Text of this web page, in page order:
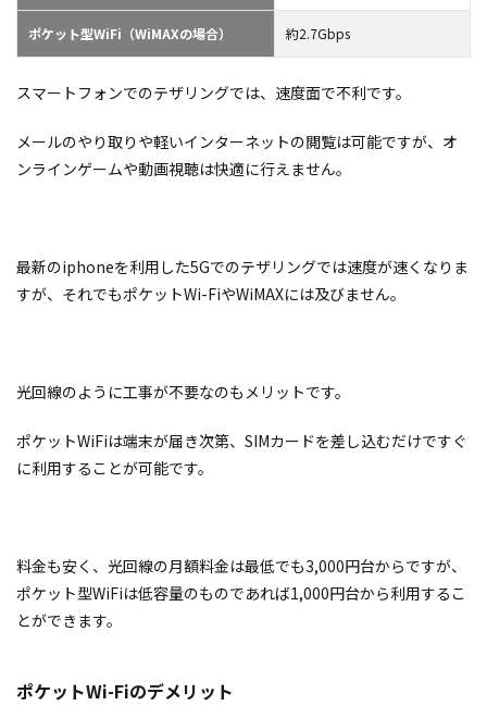
ポケット型WiFi（WiMAXの場合） 約2.7Gbps
スマートフォンでのテザリングでは、速度面で不利です。
メールのやり取りや軽いインターネットの閲覧は可能ですが、 オ
ンラインゲームや動画視聴は快適に行えません。
最新のiphoneを利用した5Gでのテザリングでは速度が速くなりま
すが、それでもポケットWi-FiやWiMAXには及びません。
光回線のように工事が不要なのもメリットです。
ポケットWiFiは端末が届き次第、SIMカードを差し込むだけですぐ
に利用することが可能です。
料金も安く、光回線の月額料金は最低でも3,000円台からですが、
ポケット型WiFiは低容量のものであれば1,000円台から利用するこ
とができます。
ポケットWi-Fiのデメリット